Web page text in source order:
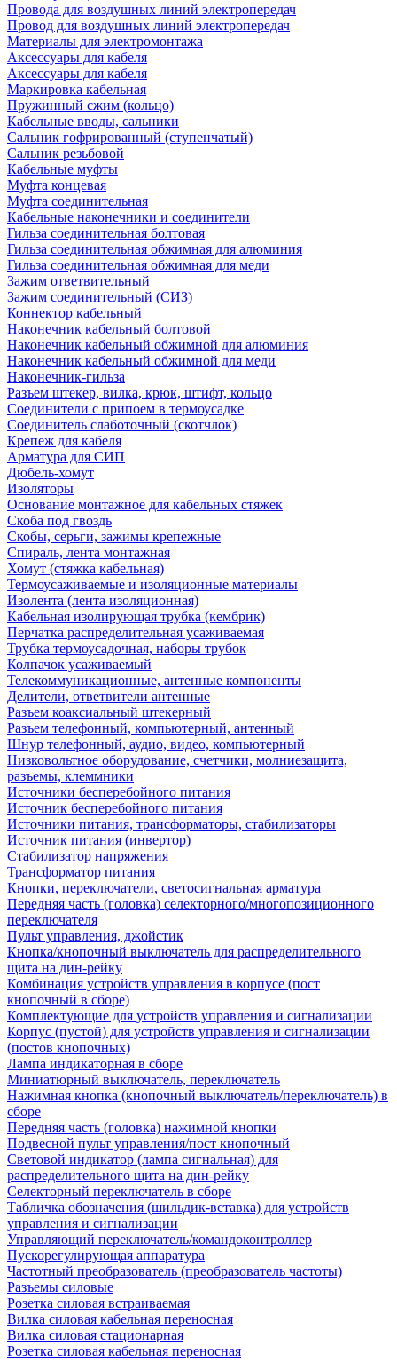
Провода для воздушных линий электропередач
Провод для воздушных линий электропередач
Материалы для электромонтажа
Аксессуары для кабеля
Аксессуары для кабеля
Маркировка кабельная
Пружинный сжим (кольцо)
Кабельные вводы, сальники
Сальник гофрированный (ступенчатый)
Сальник резьбовой
Кабельные муфты
Муфта концевая
Муфта соединительная
Кабельные наконечники и соединители
Гильза соединительная болтовая
Гильза соединительная обжимная для алюминия
Гильза соединительная обжимная для меди
Зажим ответвительный
Зажим соединительный (СИЗ)
Коннектор кабельный
Наконечник кабельный болтовой
Наконечник кабельный обжимной для алюминия
Наконечник кабельный обжимной для меди
Наконечник-гильза
Разъем штекер, вилка, крюк, штифт, кольцо
Соединители с припоем в термоусадке
Соединитель слаботочный (скотчлок)
Крепеж для кабеля
Арматура для СИП
Дюбель-хомут
Изоляторы
Основание монтажное для кабельных стяжек
Скоба под гвоздь
Скобы, серьги, зажимы крепежные
Спираль, лента монтажная
Хомут (стяжка кабельная)
Термоусаживаемые и изоляционные материалы
Изолента (лента изоляционная)
Кабельная изолирующая трубка (кембрик)
Перчатка распределительная усаживаемая
Трубка термоусадочная, наборы трубок
Колпачок усаживаемый
Телекоммуникационные, антенные компоненты
Делители, ответвители антенные
Разъем коаксиальный штекерный
Разъем телефонный, компьютерный, антенный
Шнур телефонный, аудио, видео, компьютерный
Низковольтное оборудование, счетчики, молниезащита,
разъемы, клеммники
Источники бесперебойного питания
Источник бесперебойного питания
Источники питания, трансформаторы, стабилизаторы
Источник питания (инвертор)
Стабилизатор напряжения
Трансформатор питания
Кнопки, переключатели, светосигнальная арматура
Передняя часть (головка) селекторного/многопозиционного
переключателя
Пульт управления, джойстик
Кнопка/кнопочный выключатель для распределительного
щита на дин-рейку
Комбинация устройств управления в корпусе (пост
кнопочный в сборе)
Комплектующие для устройств управления и сигнализации
Корпус (пустой) для устройств управления и сигнализации
(постов кнопочных)
Лампа индикаторная в сборе
Миниатюрный выключатель, переключатель
Нажимная кнопка (кнопочный выключатель/переключатель) в
сборе
Передняя часть (головка) нажимной кнопки
Подвесной пульт управления/пост кнопочный
Световой индикатор (лампа сигнальная) для
распределительного щита на дин-рейку
Селекторный переключатель в сборе
Табличка обозначения (шильдик-вставка) для устройств
управления и сигнализации
Управляющий переключатель/командоконтроллер
Пускорегулирующая аппаратура
Частотный преобразователь (преобразователь частоты)
Разъемы силовые
Розетка силовая встраиваемая
Вилка силовая кабельная переносная
Вилка силовая стационарная
Розетка силовая кабельная переносная